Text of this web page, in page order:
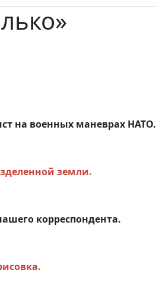
на военных маневрах НАТО.
земли.
корреспондента.